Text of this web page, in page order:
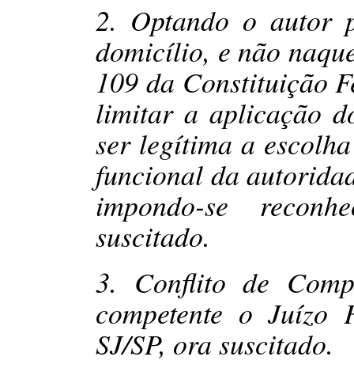
2. Optando o autor
domicílio, e não
109 da Constituição
limitar a aplicação
ser legítima a
funcional da
impondo-se
suscitado.
3. Conflito de
competente o
SJ/SP, ora suscitado.